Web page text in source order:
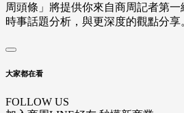
周頭條」將提供你來自商周記者第一
時事話題分析，與更深度的觀點分享
大家都在看
FOLLOW US